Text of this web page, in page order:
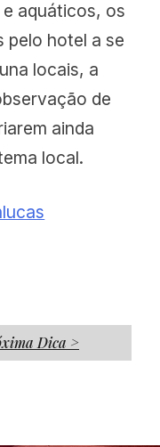
aquáticos, os
pelo hotel a se
locais, a
de
ainda
local.
Dica >